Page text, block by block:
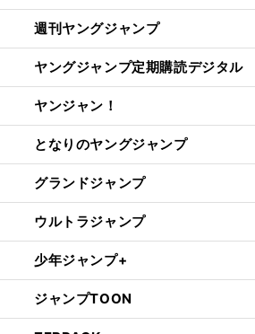
週刊ヤングジャンプ
ヤングジャンプ定期購読デジタル
ヤンジャン！
となりのヤングジャンプ
グランドジャンプ
ウルトラジャンプ
少年ジャンプ+
ジャンプTOON